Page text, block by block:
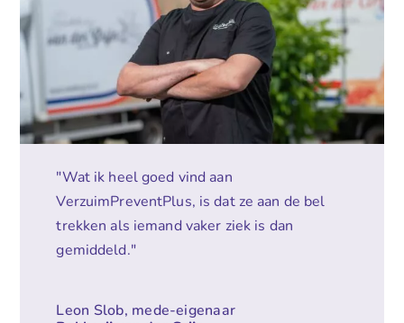
"Wat ik heel goed vind aan
VerzuimPreventPlus, is dat ze aan de bel
trekken als iemand vaker ziek is dan
gemiddeld."
Leon Slob, mede-eigenaar